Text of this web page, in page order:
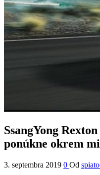
SsangYong
ponúkne okrem
3. septembra 2019 0 Od